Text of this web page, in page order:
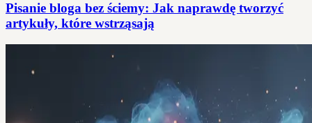
Pisanie bloga bez ściemy: Jak naprawdę tworzyć
artykuły, które wstrząsają